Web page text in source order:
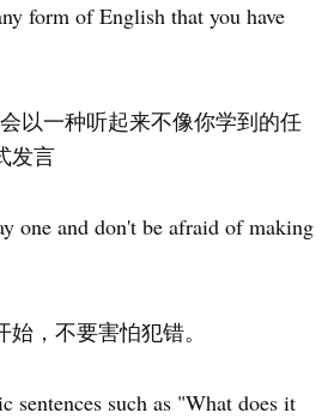
form of English that you have
一种听起来不像你学到的任
发言
and don't be afraid of making
，不要害怕犯错。
such as "What does it